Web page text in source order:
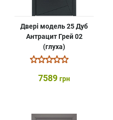
Двері модель 25 Дуб
Антрацит Грей 02
(глуха)
7589 грн